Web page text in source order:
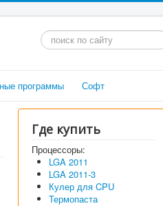
Искать...
программы Софт
Где купить
Процессоры:
LGA 2011
LGA 2011-3
Кулер для CPU
Термопаста